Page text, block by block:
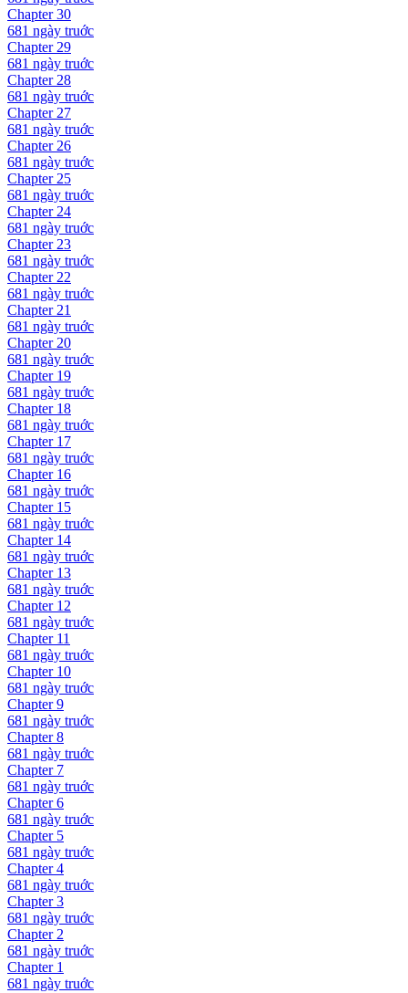
Chapter30
681 ngày truớc
Chapter29
681 ngày truớc
Chapter28
681 ngày truớc
Chapter27
681 ngày truớc
Chapter26
681 ngày truớc
Chapter25
681 ngày truớc
Chapter24
681 ngày truớc
Chapter23
681 ngày truớc
Chapter22
681 ngày truớc
Chapter21
681 ngày truớc
Chapter20
681 ngày truớc
Chapter 19
681 ngày truớc
Chapter 18
681 ngày truớc
Chapter 17
681 ngày truớc
Chapter 16
681 ngày truớc
Chapter 15
681 ngày truớc
Chapter 14
681 ngày truớc
Chapter 13
681 ngày truớc
Chapter 12
681 ngày truớc
Chapter 11
681 ngày truớc
Chapter 10
681 ngày truớc
Chapter9
681 ngày truớc
Chapter8
681 ngày truớc
Chapter 7
681 ngày truớc
Chapter6
681 ngày truớc
Chapter 5
681 ngày truớc
Chapter4
681 ngày truớc
Chapter3
681 ngày truớc
Chapter2
681 ngày truớc
Chapter 1
681 ngày truớc